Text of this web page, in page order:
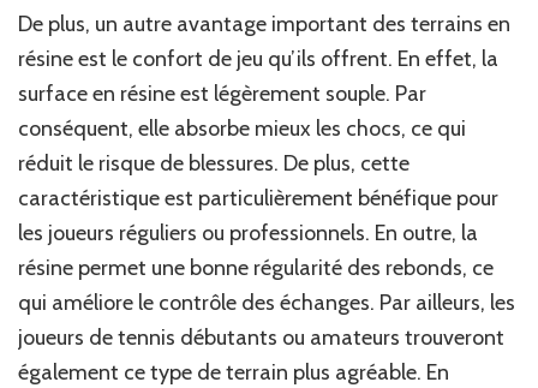
De plus, un autre avantage important des terrains en
résine est le confort de jeu qu’ils offrent. En effet, la
surface en résine est légèrement souple. Par
conséquent, elle absorbe mieux les chocs, ce qui
réduit le risque de blessures. De plus, cette
caractéristique est particulièrement bénéfique pour
les joueurs réguliers ou professionnels. En outre, la
résine permet une bonne régularité des rebonds, ce
qui améliore le contrôle des échanges. Par ailleurs, les
joueurs de tennis débutants ou amateurs trouveront
également ce type de terrain plus agréable. En